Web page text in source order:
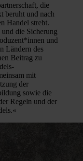
die
beruht und nach
Handel strebt.
die Sicherung
und
Ländern des
Beitrag zu
mit
der
sowie die
Regeln und der